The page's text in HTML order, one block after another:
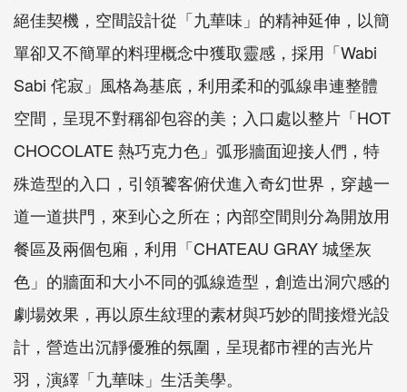
絕佳契機，空間設計從「九華味」的精神延伸，以簡
單卻又不簡單的料理概念中獲取靈感，採用「Wabi
Sabi 侘寂」風格為基底，利用柔和的弧線串連整體
空間，呈現不對稱卻包容的美；入口處以整片「HOT
CHOCOLATE 熱巧克力色」弧形牆面迎接人們，特
殊造型的入口，引領饕客俯伏進入奇幻世界，穿越一
道一道拱門，來到心之所在；內部空間則分為開放用
餐區及兩個包廂，利用「CHATEAU GRAY 城堡灰
色」的牆面和大小不同的弧線造型，創造出洞穴感的
劇場效果，再以原生紋理的素材與巧妙的間接燈光設
計，營造出沉靜優雅的氛圍，呈現都市裡的吉光片
羽，演繹「九華味」生活美學。